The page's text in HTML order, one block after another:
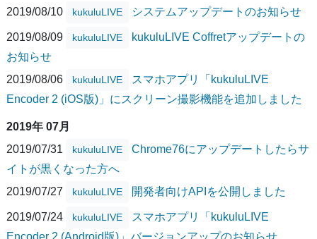
2019/08/10 kukuluLIVE システムアップデートのお知らせ
2019/08/09 kukuluLIVE
kukuluLIVE Coffretアップデートの
お知らせ
2019/08/06
kukuluLIVE
スマホアプリ「kukuluLIVE
Encoder 2 (iOS版)」にスクリーン撮影機能を追加しました
2019年 07月
2019/07/31
kukuluLIVE
Chrome76にアップデートしたらサ
イトが黒くなった方へ
2019/07/27
kukuluLIVE 開発者向けAPIを公開しました
2019/07/24 kukuluLIVE
スマホアプリ「kukuluLIVE
Encoder 2 (Android版)」バージョンアップのお知らせ